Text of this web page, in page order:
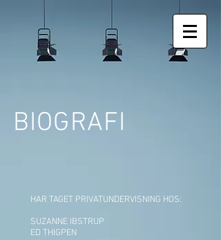
BIOGRAFI
HAR TAGET PRIVATUNDERVISNING HOS:
SUZANNE IBSTRUP
ED THIGPEN